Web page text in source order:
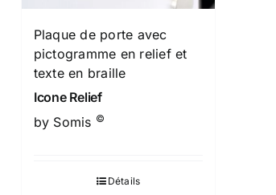
Plaque de porte avec
pictogramme en relief et
texte en braille
Icone Relief
by Somis ©
Détails